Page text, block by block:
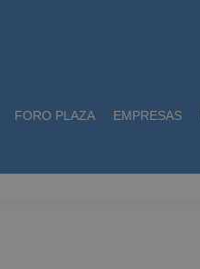
FORO PLAZA EMPRESAS